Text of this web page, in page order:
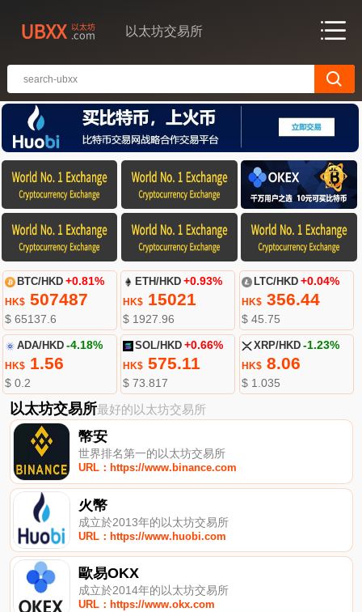
以太坊交易所
BTC/HKD +0.81%
HK$507487
$ 65137.6
ETH/HKD +0.93%
HK$ 15021
$ 1927.96
LTC/HKD +0.04%
HK$356.44
$ 45.75
ADA/HKD -4.18%
HK$1.56
$ 0.2
SOL/HKD +0.66%
HK$ 575.11
$ 73.817
XRP/HKD -1.23%
HK$8.06
$ 1.035
以太坊交易所最好的以太坊交易所
幣安
世界排名第一的以太坊交易所
URL：https://www.binance.com
火幣
成立於2013年的以太坊交易所
URL：https://www.huobi.com
歐易OKX
成立於2014年的以太坊交易所
URL：https://www.okx.com